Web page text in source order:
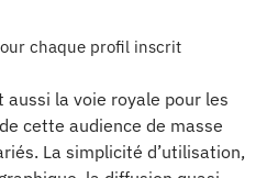
chaque profil inscrit
aussi la voie royale pour les
cette audience de masse
La simplicité d’utilisation,